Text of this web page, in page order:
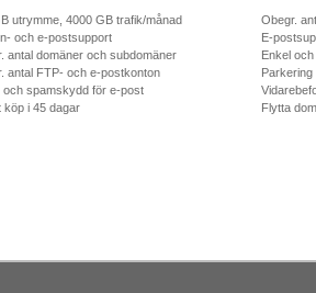
utrymme, 4000 GB trafik/månad
och e-postsupport
antal domäner och subdomäner
antal FTP- och e-postkonton
och spamskydd för e-post
köp i 45 dagar
Obegr.
E-
Enkel
Flytta